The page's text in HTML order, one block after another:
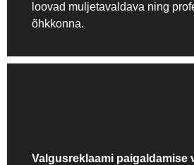
loovad muljetavaldava ning
õhkkonna.
Valgusreklaami paigaldamise